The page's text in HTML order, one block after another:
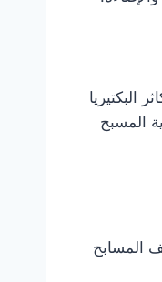
البكتيريا
المسبح
المسابح